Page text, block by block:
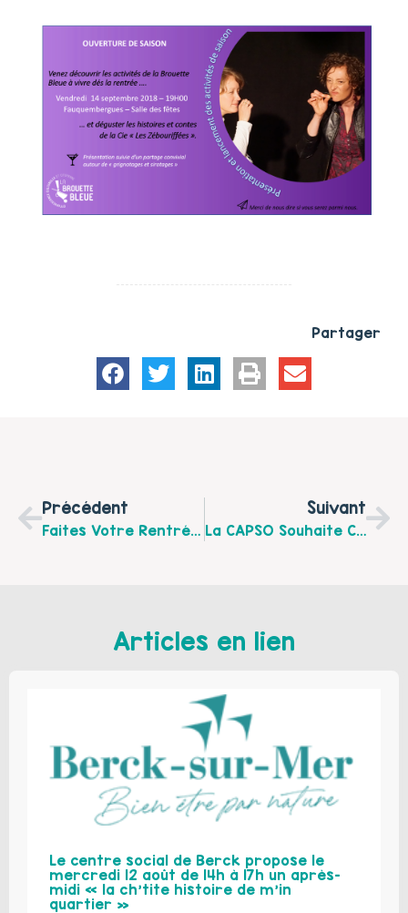
Partager
Précédent
Faites Votre Rentrée À Ruminghem Avec La Note Bleue : Retrouvez Le Programme De Leurs Activités !
Suivant
La CAPSO Souhaite Créer Un Conseil Consultatif Des Jeunes Sur Le Pays De St-Omer : Inscription Jusqu’au 12 Octobre 2018 !
Articles en lien
Le centre social de Berck propose le
mercredi 12 août de 14h à 17h un après-
midi « la ch’tite histoire de m’in
quartier »